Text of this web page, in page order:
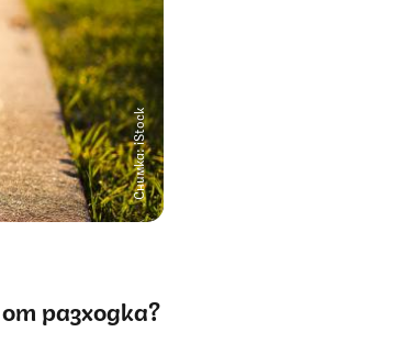
Снимка: iStock
разходка?